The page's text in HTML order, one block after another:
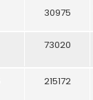
30975
73020
215172